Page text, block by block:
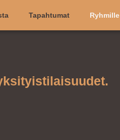
Tapahtumat Ryhmille